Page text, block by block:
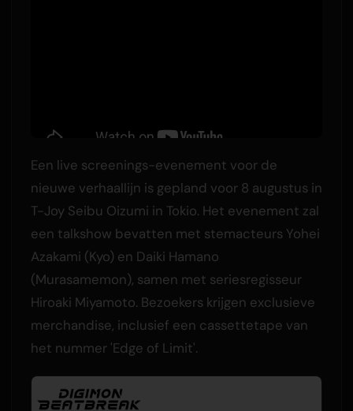
Een live screenings-evenement voor de
nieuwe verhaallijn is gepland voor 8 augustus in
T-Joy Seibu Oizumi in Tokio. Het evenement zal
een talkshow bevatten met stemacteurs Yohei
Azakami (Kyo) en Daiki Hamano
(Murasamemon), samen met seriesregisseur
Hiroaki Miyamoto. Bezoekers krijgen exclusieve
merchandise, inclusief een cassettetape van
het nummer 'Edge of Limit'.